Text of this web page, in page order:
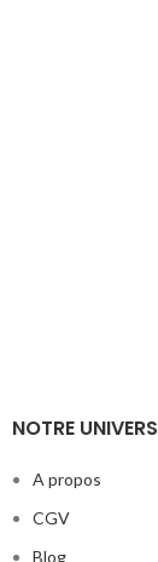
NOTRE UNIVERS
A propos
CGV
Blog